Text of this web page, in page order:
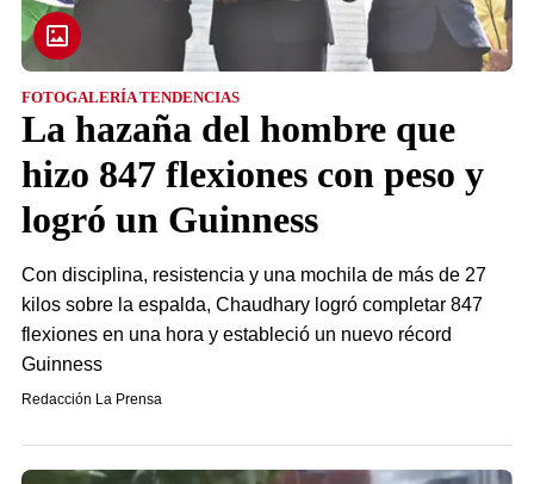
FOTOGALERÍA TENDENCIAS
La hazaña del hombre que
hizo 847 flexiones con peso y
logró un Guinness
Con disciplina, resistencia y una mochila de más de 27
kilos sobre la espalda, Chaudhary logró completar 847
flexiones en una hora y estableció un nuevo récord
Guinness
Redacción La Prensa